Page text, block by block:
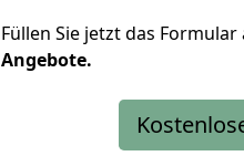
Füllen Sie jetzt das
Angebote.